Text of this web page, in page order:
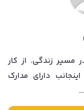
مسیر زندگی. از کار
دارای مدارک